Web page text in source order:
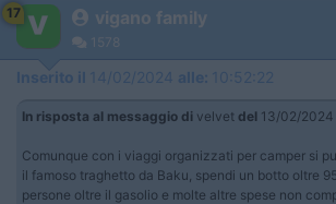
17 vigano family
1578
Inserito il 14/02/2024 alle: 10:52:22
In risposta al messaggio di velvet del 13/02/2024
Comunque con i viaggi organizzati per camper si
il famoso traghetto da Baku, spendi un botto oltre
persone oltre il gasolio e molte altre spese non